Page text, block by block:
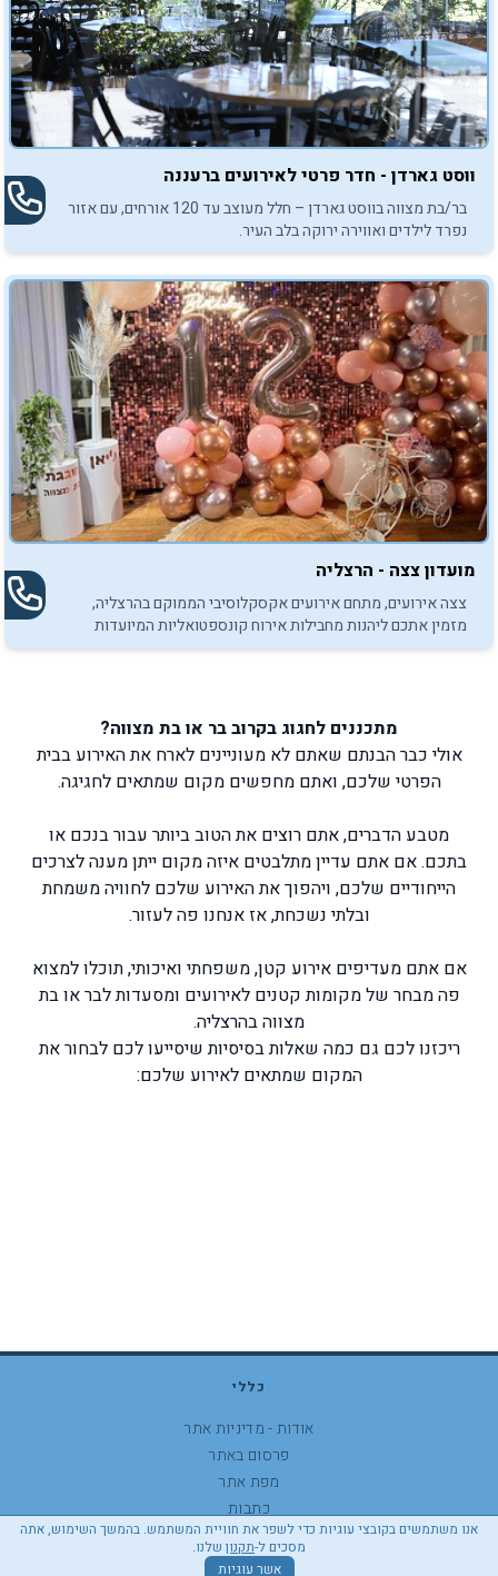
ווסט גארדן - חדר פרטי לאירועים ברעננה
בר/בת מצווה בווסט גארדן – חלל מעוצב עד 120 אורחים, עם אזור
נפרד לילדים ואווירה ירוקה בלב העיר.
מועדון צצה - הרצליה
צצה אירועים, מתחם אירועים אקסקלוסיבי הממוקם בהרצליה,
מזמין אתכם ליהנות מחבילות אירוח קונספטואליות המיועדות
לאירועי בת מצווה ובר מצווה.
מתכננים לחגוג בקרוב בר או בת מצווה?
אולי כבר הבנתם שאתם לא מעוניינים לארח את האירוע בבית
הפרטי שלכם, ואתם מחפשים מקום שמתאים לחגיגה.
מטבע הדברים, אתם רוצים את הטוב ביותר עבור בנכם או
בתכם. אם אתם עדיין מתלבטים איזה מקום ייתן מענה לצרכים
הייחודיים שלכם, ויהפוך את האירוע שלכם לחוויה משמחת
ובלתי נשכחת, אז אנחנו פה לעזור.
אם אתם מעדיפים אירוע קטן, משפחתי ואיכותי, תוכלו למצוא
פה מבחר של מקומות קטנים לאירועים ומסעדות לבר או בת
מצווה בהרצליה.
ריכזנו לכם גם כמה שאלות בסיסיות שיסייעו לכם לבחור את
המקום שמתאים לאירוע שלכם:
אנו משתמשים בקובצי עוגיות כדי לשפר את חוויית המשתמש. בהמשך השימוש, אתה
מסכים ל-תקנון שלנו.
אשר עוגיות
כללי
אודות - מדיניות אתר
פרסום באתר
מפת אתר
כתבות
התהרת נגישות